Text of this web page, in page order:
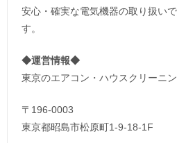
安心・確実な電気機器の取り扱いで
す。
◆運営情報◆
東京のエアコン・ハウスクリーニ
〒196-0003
東京都昭島市松原町1-9‐18‐1F